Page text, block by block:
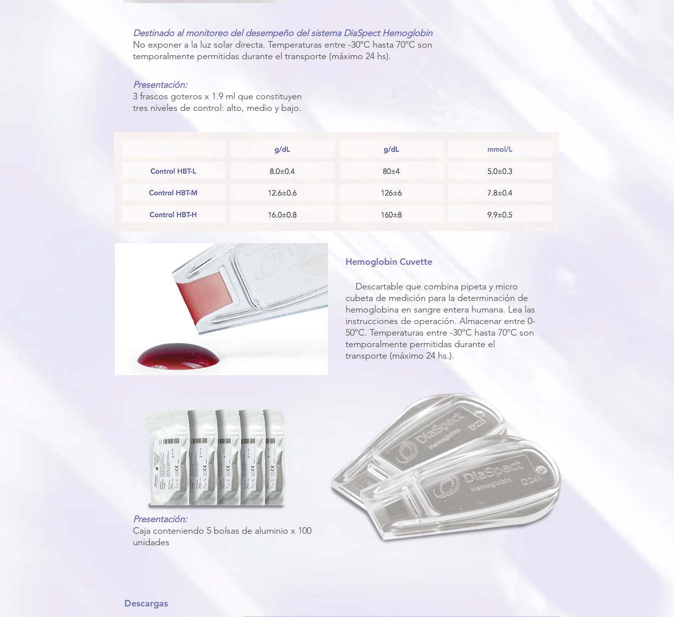
Destinado al monitoreo del desempeño del sistema DiaSpect Hemoglobin
No exponer a la luz solar directa. Temperaturas entre -30ºC hasta 70ºC son
temporalmente permitidas durante el transporte (máximo 24 hs).
Presentación:
3 frascos goteros x 1.9 ml que constituyen
tres niveles de control: alto, medio y bajo.
Hemoglobin Cuvette
Descartable que combina pipeta y micro
cubeta de medición para la determinación de
hemoglobina en sangre entera humana. Lea las
instrucciones de operación. Almacenar entre 0-
50ºC. Temperaturas entre -30ºC hasta 70ºC son
temporalmente permitidas durante el
transporte (máximo 24 hs.).
Presentación:
Caja conteniendo 5 bolsas de aluminio x 100
unidades
Descargas